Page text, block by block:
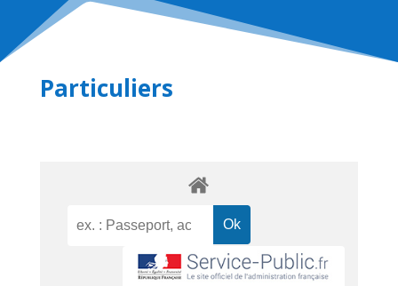
Particuliers